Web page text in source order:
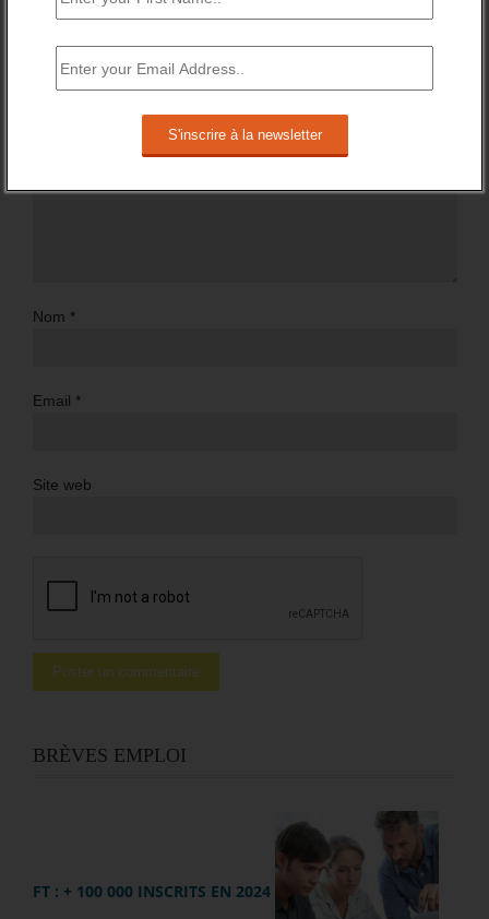
Nom *
Email *
Site web
BRÈVES EMPLOI
FT : + 100 000 INSCRITS EN 2024